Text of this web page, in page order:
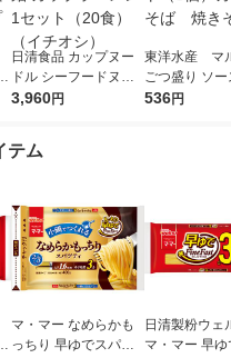
日清食品 カップヌー
ドル シーフードヌー
ドル カップ麺 カップ
3,960円
東洋水産 マ
ごつ盛り ソ
ば 1セット
536円
テム
マ・マー なめらかも
っちり 早ゆでスパゲ
日清製粉ウェ
マ・マー 早